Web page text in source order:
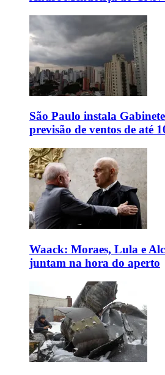
São Paulo instala
previsão de ventos de até
Waack: Moraes, Lula e
juntam na hora do aperto